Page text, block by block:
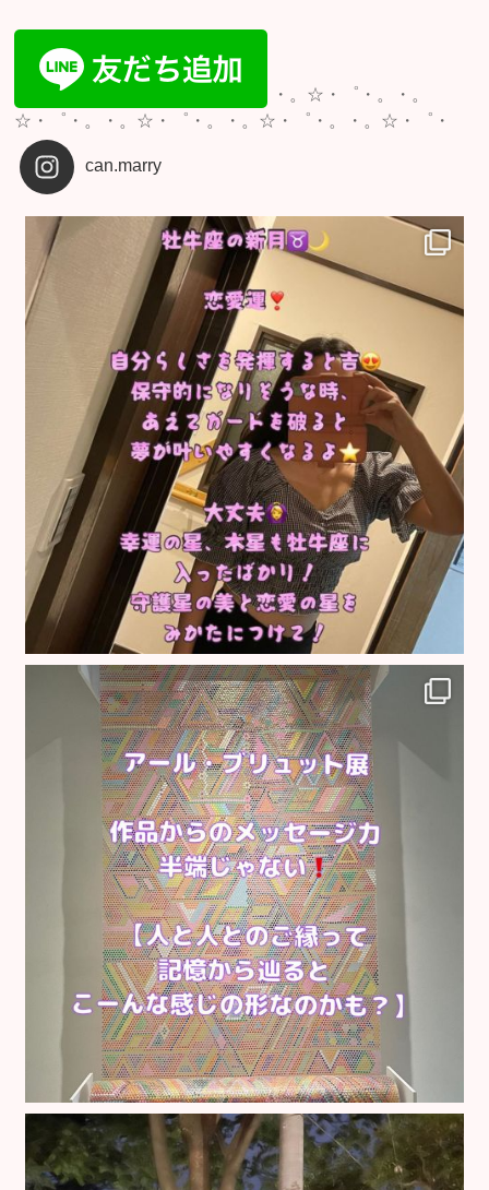
・。☆・゜・。・。
☆・゜・。・。☆・゜・。・。☆・゜・。・。☆・゜・
can.marry